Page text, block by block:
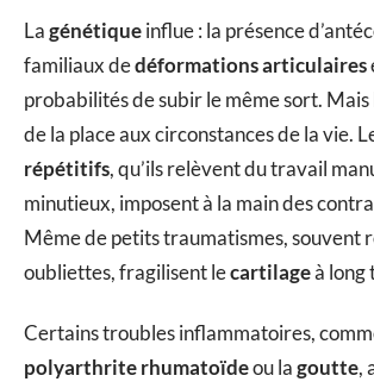
Lagénétiqueinflue : la présence
familiaux dedéformations articulaires
probabilités de subir le même sort. Mais
de la place aux circonstances de la vie.
répétitifs, qu’ils relèvent du travail
minutieux, imposent à la main des
Même de petits traumatismes, souvent
oubliettes, fragilisent lecartilageà long
Certains troubles inflammatoires,
polyarthrite rhumatoïdeou lagoutte,